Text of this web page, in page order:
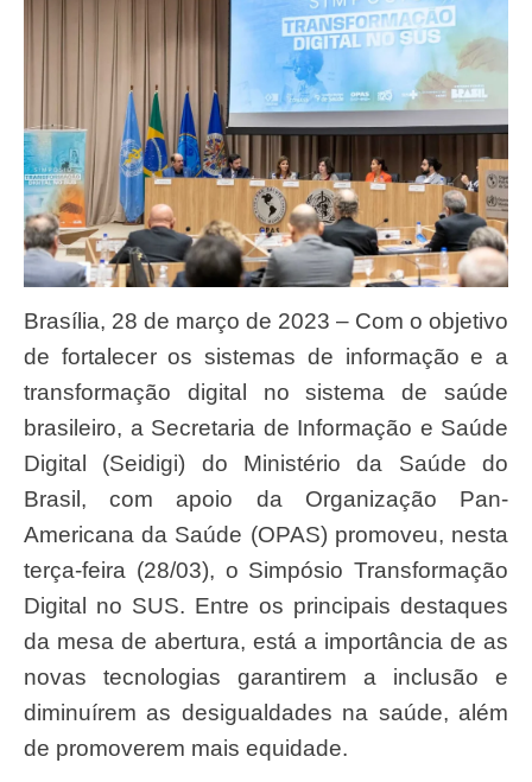
Brasília, 28 de março de 2023 – Com o objetivo
de fortalecer os sistemas de informação e a
transformação digital no sistema de saúde
brasileiro, a Secretaria de Informação e Saúde
Digital (Seidigi) do Ministério da Saúde do
Brasil, com apoio da Organização Pan-
Americana da Saúde (OPAS) promoveu, nesta
terça-feira (28/03), o Simpósio Transformação
Digital no SUS. Entre os principais destaques
da mesa de abertura, está a importância de as
novas tecnologias garantirem a inclusão e
diminuírem as desigualdades na saúde, além
de promoverem mais equidade.